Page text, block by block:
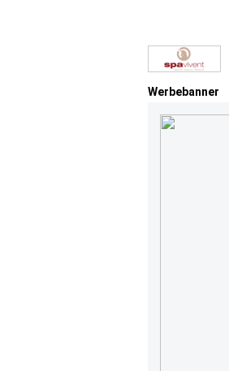
Werbebanner